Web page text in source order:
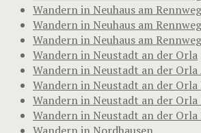
Wandern in Neuhaus am
Wandern in Neuhaus am
Wandern in Neuhaus am
Wandern in Neustadt an der Orla
Wandern in Neustadt an der
Wandern in Neustadt an der
Wandern in Neustadt an der
Wandern in Neustadt an der